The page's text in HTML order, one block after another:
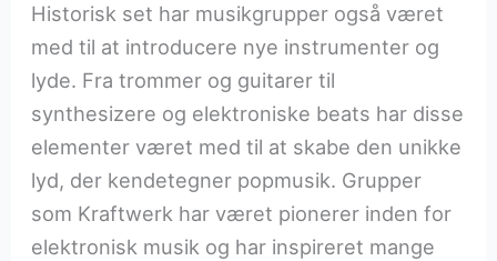
Historisk set har musikgrupper også været
med til at introducere nye instrumenter og
lyde. Fra trommer og guitarer til
synthesizere og elektroniske beats har disse
elementer været med til at skabe den unikke
lyd, der kendetegner popmusik. Grupper
som Kraftwerk har været pionerer inden for
elektronisk musik og har inspireret mange